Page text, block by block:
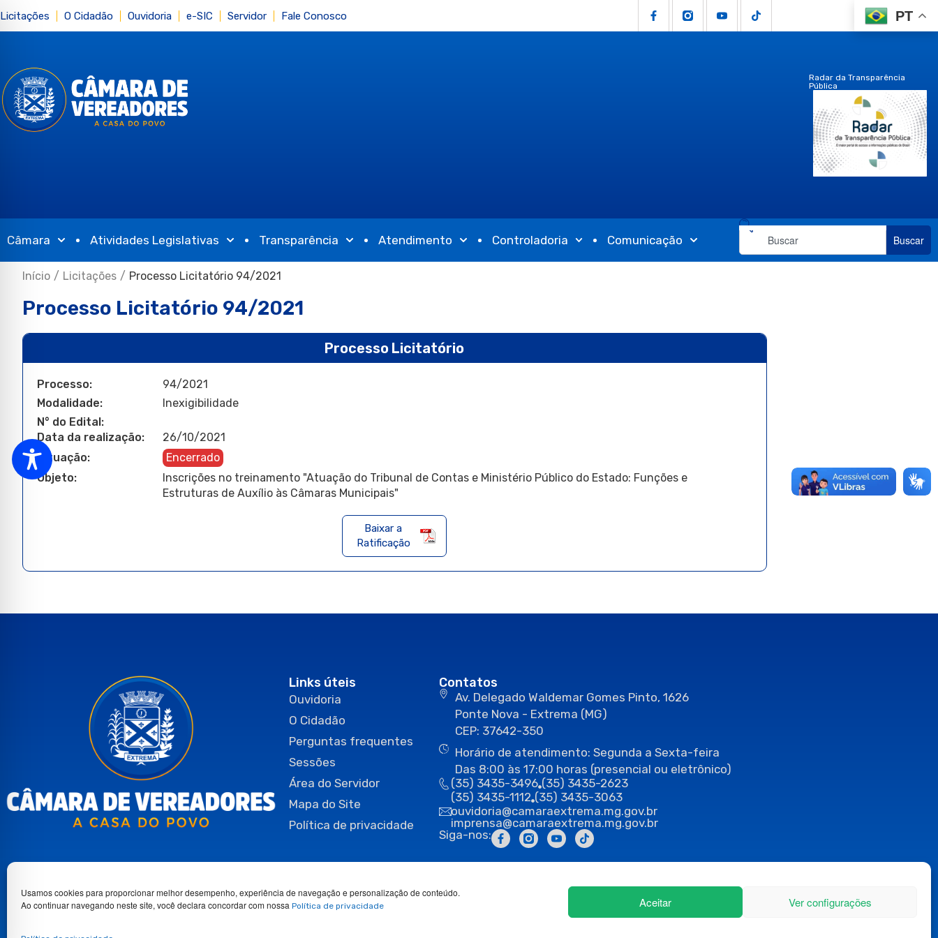
Usamos cookies para proporcionar melhor desempenho, experiência de navegação e personalização de conteúdo.
Ao continuar navegando neste site, você declara concordar com nossa Política de privacidade Aceitar Ver configurações
Licitações O Cidadão Ouvidoria e-SIC Servidor Fale Conosco PT
Radar da Transparência
Pública
Câmara Atividades Legislativas Transparência Atendimento Controladoria Comunicação Buscar
Início / Licitações / Processo Licitatório 94/2021
Processo Licitatório 94/2021
Processo Licitatório
Processo:
94/2021
Modalidade:
Inexigibilidade
N° do Edital:
Data da realização:
26/10/2021
Situação:
Encerrado
Objeto:
Inscrições no treinamento "Atuação do Tribunal de Contas e Ministério Público do Estado: Funções e
Estruturas de Auxílio às Câmaras Municipais"
Baixar a
Ratificação
Links úteis
Ouvidoria
O Cidadão
Perguntas frequentes
Sessões
Área do Servidor
Mapa do Site
Política de privacidade
Contatos
Av. Delegado Waldemar Gomes Pinto, 1626
Ponte Nova - Extrema (MG)
CEP: 37642-350
Horário de atendimento: Segunda a Sexta-feira
Das 8:00 às 17:00 horas (presencial ou eletrônico)
(35) 3435-3496 (35) 3435-2623
(35) 3435-1112 (35) 3435-3063
ouvidoria@camaraextrema.mg.gov.br
imprensa@camaraextrema.mg.gov.br
Siga-nos:
Copyright 2026© Todos os direitos reservados.